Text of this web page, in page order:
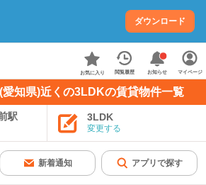
ダウンロード
お気に入り 閲覧履歴 お知らせ マイページ
知県)近くの3LDKの賃貸物件一覧
駅 3LDK
変更する
新着通知 アプリで探す